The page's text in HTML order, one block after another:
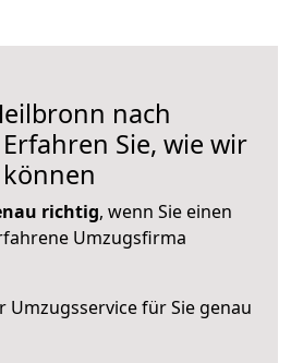
nach
Sie, wie wir
richtig, wenn Sie einen
Umzugsfirma
Umzugsservice für Sie genau